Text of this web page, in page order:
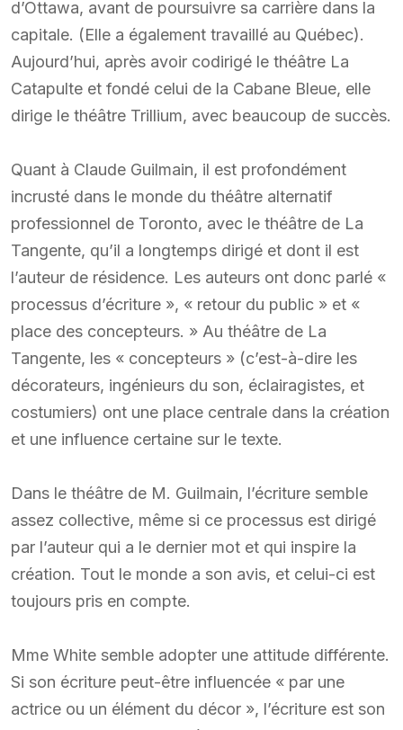
d’Ottawa, avant de poursuivre sa carrière dans la
capitale. (Elle a également travaillé au Québec).
Aujourd’hui, après avoir codirigé le théâtre La
Catapulte et fondé celui de la Cabane Bleue, elle
dirige le théâtre Trillium, avec beaucoup de succès.
Quant à Claude Guilmain, il est profondément
incrusté dans le monde du théâtre alternatif
professionnel de Toronto, avec le théâtre de La
Tangente, qu’il a longtemps dirigé et dont il est
l’auteur de résidence. Les auteurs ont donc parlé «
processus d’écriture », « retour du public » et «
place des concepteurs. » Au théâtre de La
Tangente, les « concepteurs » (c’est-à-dire les
décorateurs, ingénieurs du son, éclairagistes, et
costumiers) ont une place centrale dans la création
et une influence certaine sur le texte.
Dans le théâtre de M. Guilmain, l’écriture semble
assez collective, même si ce processus est dirigé
par l’auteur qui a le dernier mot et qui inspire la
création. Tout le monde a son avis, et celui-ci est
toujours pris en compte.
Mme White semble adopter une attitude différente.
Si son écriture peut-être influencée « par une
actrice ou un élément du décor », l’écriture est son